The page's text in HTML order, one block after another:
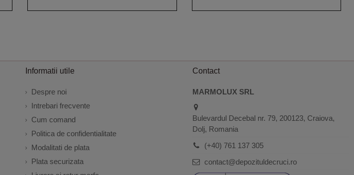
Informatii utile
Despre noi
Intrebari frecvente
Cum comand
Politica de confidentialitate
Modalitati de plata
Plata securizata
Contact
MARMOLUX SRL
Bulevardul Decebal nr. 79, 200123, Craiova,
Dolj, Romania
(+40) 761 137 305
contact@depozituldecruci.ro